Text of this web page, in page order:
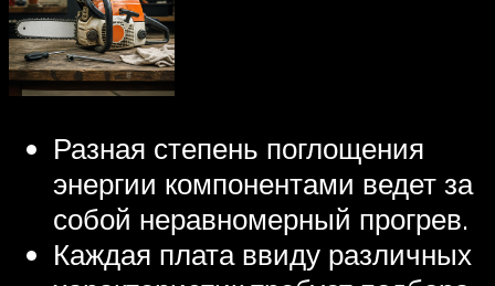
Разная степень поглощения
энергии компонентами ведет за
собой неравномерный прогрев.
Каждая плата ввиду различных